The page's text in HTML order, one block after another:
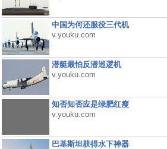
中国为何还服役三代机
v.youku.com
潜艇最怕反潜巡逻机
v.youku.com
知否知否应是绿肥红瘦
v.youku.com
巴基斯坦获得水下神器